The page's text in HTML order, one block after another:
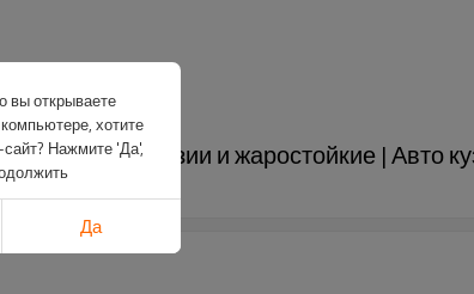
к коррозии и жаростойкие | Авто
вы открываете
хотите
сайт? Нажмите 'Да',
Да